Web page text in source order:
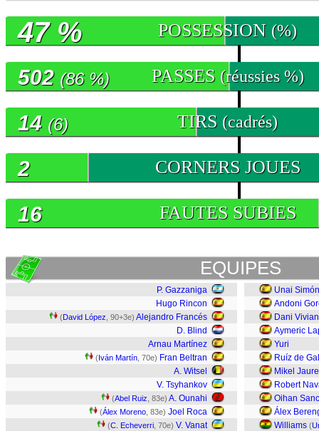
POSSESSION (%)
47 %
PASSES (réussies %)
502 (86 %)
TIRS (cadrés)
14 (6)
CORNERS JOUES
2
FAUTES SUBIES
16
EQUIPES
P. Gazzaniga
Hugo Rincon
(David López , 90+3e) Alejandro Francés
D. Blind
Arnau Martínez
(Iván Martín , 70e) Fran Beltran
A. Witsel
V. Tsyhankov
(Abel Ruiz , 83e) A. Ounahi
(Álex Moreno , 83e) Joel Roca
(C. Echeverri , 70e) V. Vanat
Unai Simón
Andoni
Dani Vivian
Aymeric
Yuri
Ruíz de
Mikel
Robert
Oihan
Álex
Williams (